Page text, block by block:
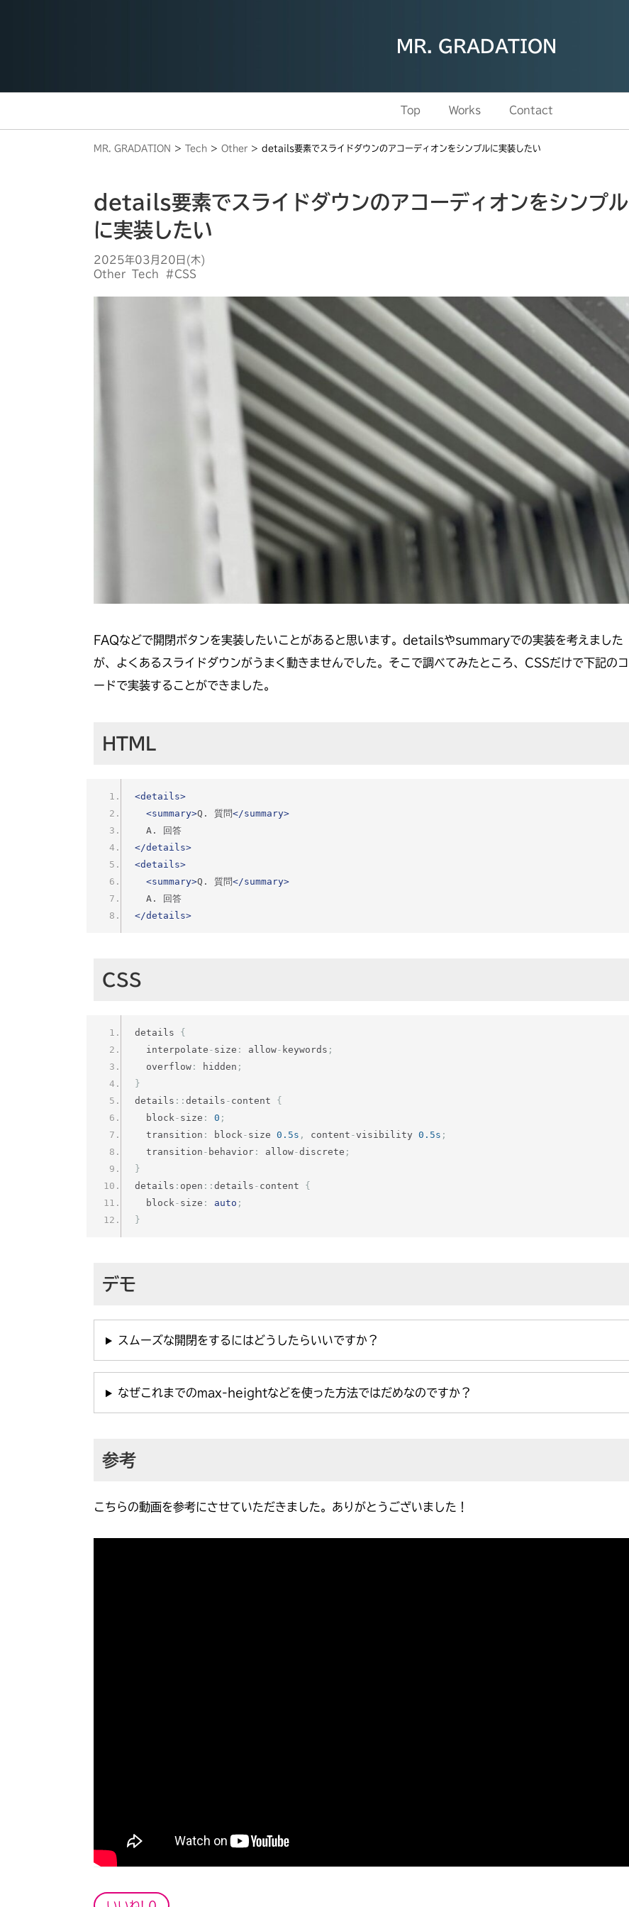
MR. GRADATION
Top Works Contact
MR. GRADATION Tech Other details要素でスライドダウンのアコーディオンをシンプルに実装したい
details要素でスライドダウンのアコーディオンをシンプル
に実装したい
2025年03月20日(木)
Other
Tech #CSS
FAQなどで開閉ボタンを実装したいことがあると思います。detailsやsummaryでの実装を考えました
が、よくあるスライドダウンがうまく動きませんでした。そこで調べてみたところ、CSSだけで下記のコ
ードで実装することができました。
HTML
<details>
<summary>Q. 質問</summary>
  A. 回答
</details>
<details>
<summary>Q. 質問</summary>
  A. 回答
</details>
CSS
details {
  interpolate
- size : allow- keywords ;
  overflow
: hidden ;
}
details :: details - content {
  block
- size : 0 ;
  transition
: block- size 0.5s , content -visibility 0.5s ;
  transition
- behavior : allow-discrete ;
}
details : open :: details - content {
  block
- size : auto ;
}
デモ
スムーズな開閉をするにはどうしたらいいですか？
なぜこれまでのmax-heightなどを使った方法ではだめなのですか？
参考
こちらの動画を参考にさせていただきました。ありがとうございました！